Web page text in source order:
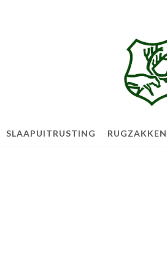
SLAAPUITRUSTING RUGZAKKEN